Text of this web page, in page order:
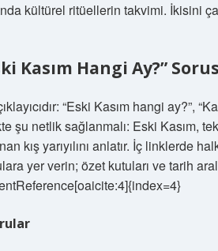
kültürel ritüellerin takvimi. İkisini
Kasım Hangi Ay?”
“Eski Kasım hangi ay?”,
şu netlik sağlanmalı: Eski Kasım,
kış yarıyılını anlatır. İç linklerde
yer verin; özet kutuları ve tarih